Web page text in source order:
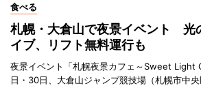
食べる
札幌・大倉山で夜景イベント 光
イブ、リフト無料運行も
夜景イベント「札幌夜景カフェ～Sweet Light
日・30日、大倉山ジャンプ競技場（札幌市中